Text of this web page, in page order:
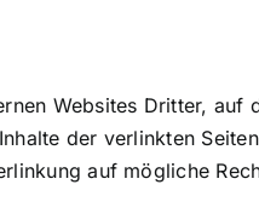
Websites Dritter,
der verlinkten
auf mögliche